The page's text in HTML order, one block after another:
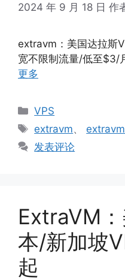
2024 年 9 月 18 日 作
extravm：美国达拉斯
宽不限制流量/低至$3/
更多
分
VPS
标
签
extravm、
发表评论
ExtraVM
本/新加坡
起